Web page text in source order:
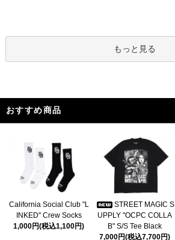
もっと見る
おすすめ商品
California Social Club "L
INKED" Crew Socks
1,000円(税込1,100円)
STREET MAGIC S
UPPLY "OCPC COLLA
B" S/S Tee Black
7,000円(税込7,700円)